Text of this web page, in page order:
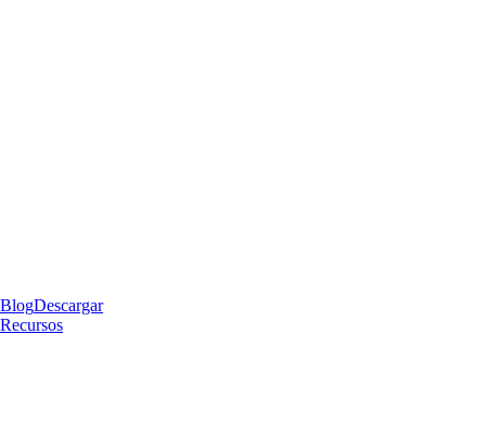
BlogDescargar
Recursos